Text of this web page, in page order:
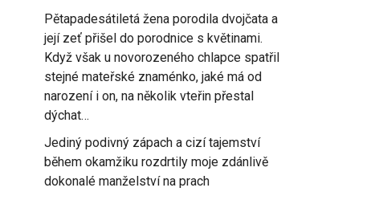
Pětapadesátiletá žena porodila dvojčata a
její zeť přišel do porodnice s květinami.
Když však u novorozeného chlapce spatřil
stejné mateřské znaménko, jaké má od
narození i on, na několik vteřin přestal
dýchat…
Jediný podivný zápach a cizí tajemství
během okamžiku rozdrtily moje zdánlivě
dokonalé manželství na prach